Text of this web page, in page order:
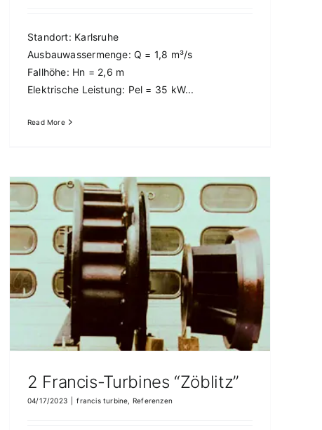
Standort: Karlsruhe
Ausbauwassermenge: Q = 1,8 m³/s
Fallhöhe: Hn = 2,6 m
Elektrische Leistung: Pel = 35 kW...
Read More
2 Francis-Turbines “Zöblitz”
04/17/2023 francis turbine Referenzen